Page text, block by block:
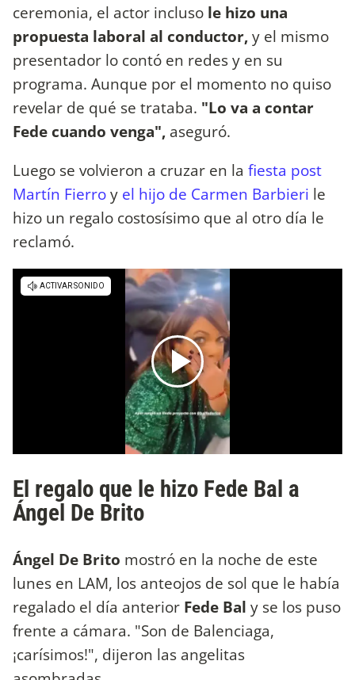
ceremonia, el actor incluso le hizo una
propuesta laboral al conductor,y el mismo
presentador lo contó en redes y en su
programa. Aunque por el momento no quiso
revelar de qué se trataba. "Lo va a contar
Fede cuando venga", aseguró.
Luego se volvieron a cruzar en la fiesta post
Martín Fierroy el hijo de Carmen Barbieri le
hizo un regalo costosísimo que al otro día le
reclamó.
El regalo que le hizo Fede Bal a
Ángel De Brito
Ángel De Brito mostró en la noche de este
lunes en LAM, los anteojos de sol que le había
regalado el día anterior Fede Bal y se los puso
frente a cámara. "Son de Balenciaga,
¡carísimos!", dijeron las angelitas